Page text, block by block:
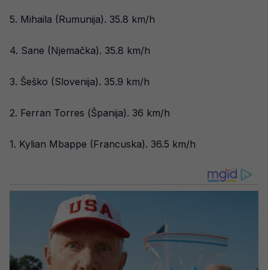
5. Mihaila (Rumunija). 35.8 km/h
4. Sane (Njemačka). 35.8 km/h
3. Šeško (Slovenija). 35.9 km/h
2. Ferran Torres (Španija). 36 km/h
1. Kylian Mbappe (Francuska). 36.5 km/h